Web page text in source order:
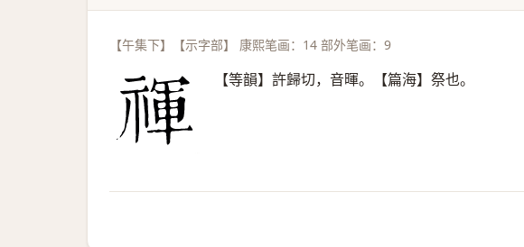
【午集下】【示字部】 康熙笔画：14 部外笔画：9
【等韻】許歸切，音暉。【篇海】祭也。